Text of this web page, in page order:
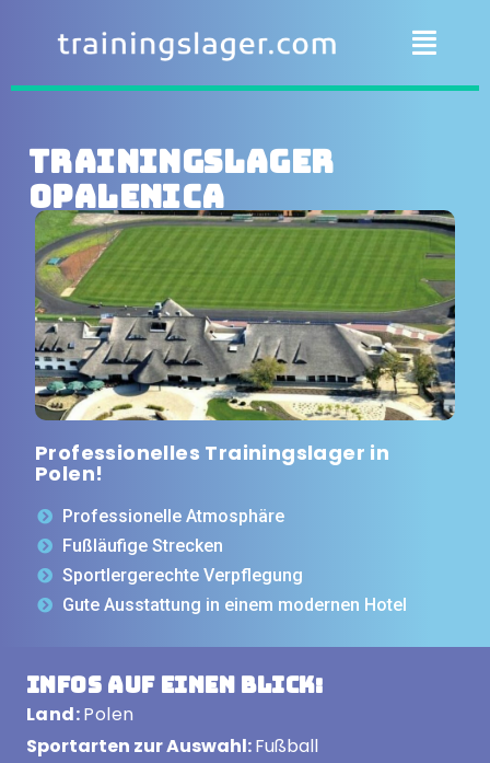
Trainingslager
Opalenica
Professionelles Trainingslager in
Polen!
Professionelle Atmosphäre
Fußläufige Strecken
Sportlergerechte Verpflegung
Gute Ausstattung in einem modernen Hotel
Infos auf einen Blick:
Land:Polen
Sportarten zur Auswahl:Fußball